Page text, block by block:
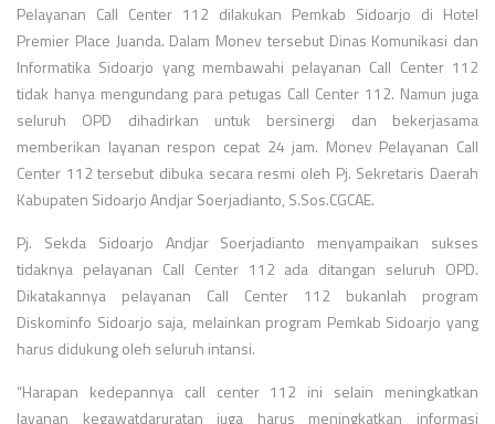
Pelayanan Call Center 112 dilakukan Pemkab Sidoarjo di Hotel
Premier Place Juanda. Dalam Monev tersebut Dinas Komunikasi dan
Informatika Sidoarjo yang membawahi pelayanan Call Center 112
tidak hanya mengundang para petugas Call Center 112. Namun juga
seluruh OPD dihadirkan untuk bersinergi dan bekerjasama
memberikan layanan respon cepat 24 jam. Monev Pelayanan Call
Center 112 tersebut dibuka secara resmi oleh Pj. Sekretaris Daerah
Kabupaten Sidoarjo Andjar Soerjadianto, S.Sos.CGCAE.
Pj. Sekda Sidoarjo Andjar Soerjadianto menyampaikan sukses
tidaknya pelayanan Call Center 112 ada ditangan seluruh OPD.
Dikatakannya pelayanan Call Center 112 bukanlah program
Diskominfo Sidoarjo saja, melainkan program Pemkab Sidoarjo yang
harus didukung oleh seluruh intansi.
“Harapan kedepannya call center 112 ini selain meningkatkan
layanan kegawatdaruratan juga harus meningkatkan informasi